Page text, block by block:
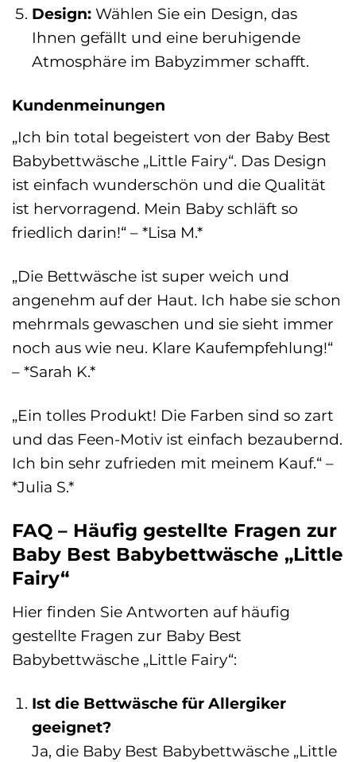
Design: Wählen Sie ein Design, das
Ihnen gefällt und eine beruhigende
Atmosphäre im Babyzimmer schafft.
Kundenmeinungen
„Ich bin total begeistert von der Baby Best
Babybettwäsche „Little Fairy“. Das Design
ist einfach wunderschön und die Qualität
ist hervorragend. Mein Baby schläft so
friedlich darin!“ – *Lisa M.*
„Die Bettwäsche ist super weich und
angenehm auf der Haut. Ich habe sie schon
mehrmals gewaschen und sie sieht immer
noch aus wie neu. Klare Kaufempfehlung!“
– *Sarah K.*
„Ein tolles Produkt! Die Farben sind so zart
und das Feen-Motiv ist einfach bezaubernd.
Ich bin sehr zufrieden mit meinem Kauf.“ –
*Julia S.*
FAQ – Häufig gestellte Fragen zur
Baby Best Babybettwäsche „Little
Fairy“
Hier finden Sie Antworten auf häufig
gestellte Fragen zur Baby Best
Babybettwäsche „Little Fairy“:
Ist die Bettwäsche für Allergiker
geeignet?
Ja, die Baby Best Babybettwäsche „Little